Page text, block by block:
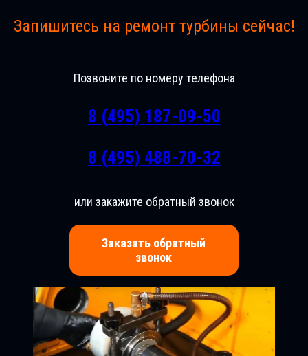
Запишитесь на ремонт турбины сейчас!
Позвоните по номеру телефона
8 (495) 187-09-50
8 (495) 488-70-32
или закажите обратный звонок
Заказать обратный
звонок